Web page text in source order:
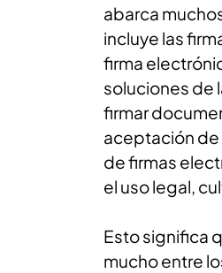
abarca
incluye las
firma
soluciones de
firmar
aceptación de
de firmas
el uso legal,
Esto significa
mucho entre